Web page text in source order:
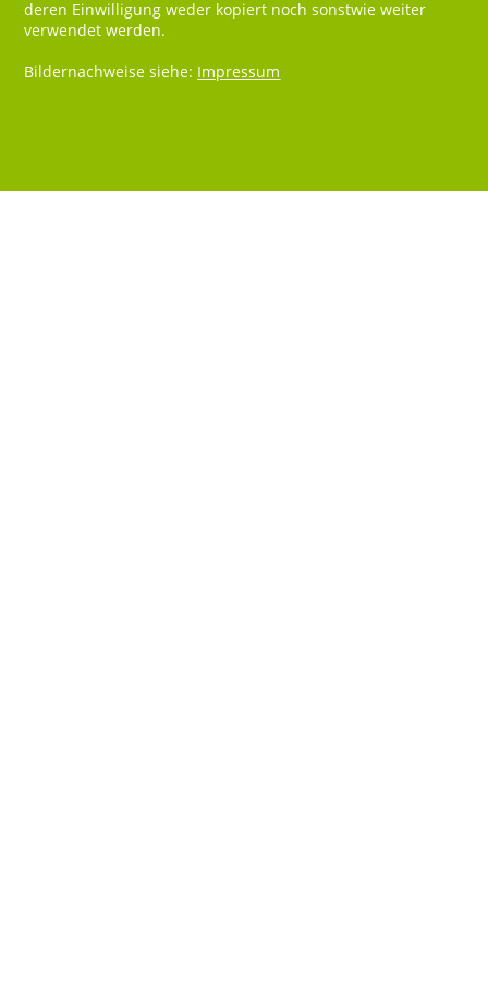
deren Einwilligung weder kopiert noch sonstwie weiter
verwendet werden.
Bildernachweise siehe: Impressum